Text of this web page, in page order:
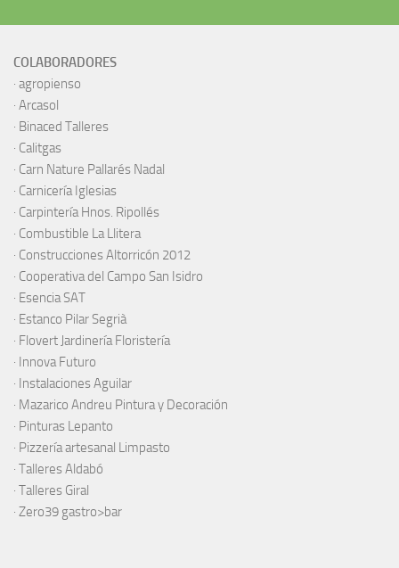
COLABORADORES
· agropienso
· Arcasol
· Binaced Talleres
· Calitgas
· Carn Nature Pallarés Nadal
· Carnicería Iglesias
· Carpintería Hnos. Ripollés
· Combustible La Llitera
· Construcciones Altorricón 2012
· Cooperativa del Campo San Isidro
· Esencia SAT
· Estanco Pilar Segrià
· Flovert Jardinería Floristería
· Innova Futuro
· Instalaciones Aguilar
· Mazarico Andreu Pintura y Decoración
· Pinturas Lepanto
· Pizzería artesanal Limpasto
· Talleres Aldabó
· Talleres Giral
· Zero39 gastro>bar